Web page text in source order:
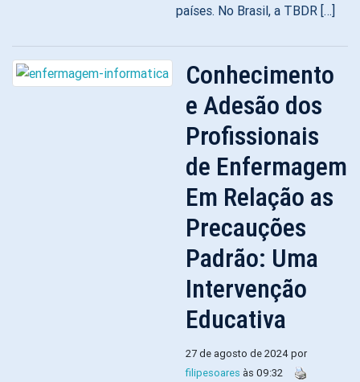
países. No Brasil, a TBDR […]
Conhecimento
e Adesão dos
Profissionais
de Enfermagem
Em Relação as
Precauções
Padrão: Uma
Intervenção
Educativa
27 de agosto de 2024 por
filipesoares às 09:32